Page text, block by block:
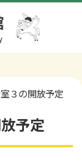
３の開放予定
予定